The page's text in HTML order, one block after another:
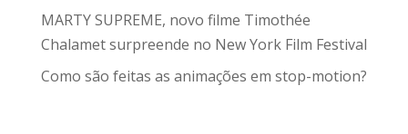
MARTY SUPREME, novo filme Timothée
Chalamet surpreende no New York Film Festival
Como são feitas as animações em stop-motion?